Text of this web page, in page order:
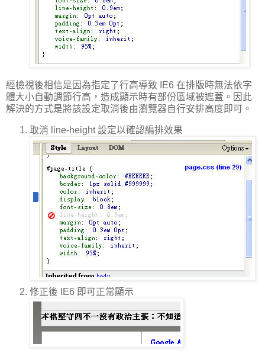
經檢視後相信是因為指定了行高導致 IE6 在排版時無法依字
體大小自動調節行高，造成顯示時有部份區域被遮蓋。因此
解決的方式是將該設定取消後由瀏覽器自行安排高度即可。
取消 line-height 設定以確認編排效果
修正後 IE6 即可正常顯示